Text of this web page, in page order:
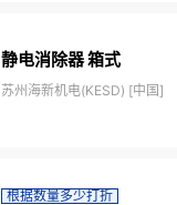
静电消除器 箱式
苏州海新机电(KESD) [中国]
根据数量多少打折